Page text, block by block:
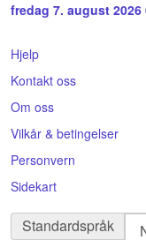
fredag 7. august 2026
Hjelp
Kontakt oss
Om oss
Vilkår & betingelser
Personvern
Sidekart
Standardspråk